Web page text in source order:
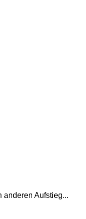
anderen Aufstieg...